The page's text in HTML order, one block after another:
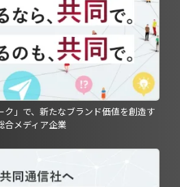
ク」で、新たなブランド価値を創造す
合メディア企業